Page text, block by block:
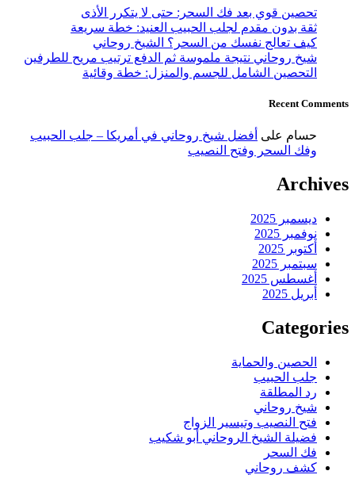
تحصين قوي بعد فك السحر: حتى لا يتكرر الأذى
ثقة بدون مقدم لجلب الحبيب العنيد: خطة سريعة
كيف تعالج نفسك من السحر؟ الشيخ روحاني
شيخ روحاني نتيجة ملموسة ثم الدفع ترتيب مريح للطرفين
التحصين الشامل للجسم والمنزل: خطة وقائية
Recent Comments
حسام على أفضل شيخ روحاني في أمريكا – جلب الحبيب
وفك السحر وفتح النصيب
Archives
ديسمبر 2025
نوفمبر 2025
أكتوبر 2025
سبتمبر 2025
أغسطس 2025
أبريل 2025
Categories
الحصين والحماية
جلب الحبيب
رد المطلقة
شيخ روحاني
فتح النصيب وتيسير الزواج
فضيلة الشيخ الروحاني أبو شكيب
فك السحر
كشف روحاني